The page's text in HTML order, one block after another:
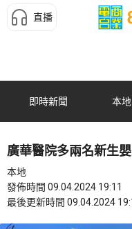
直播
即時新聞 本地
廣華醫院多兩名新生
本地
發佈時間 09.04.2024 19:11
最後更新時間 09.04.2024